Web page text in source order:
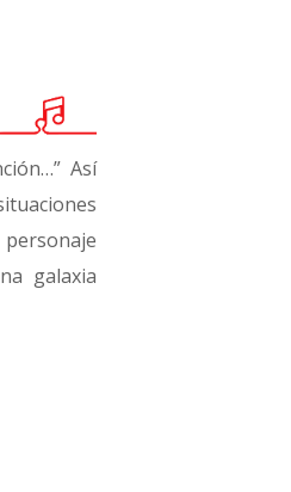
Así
galaxia